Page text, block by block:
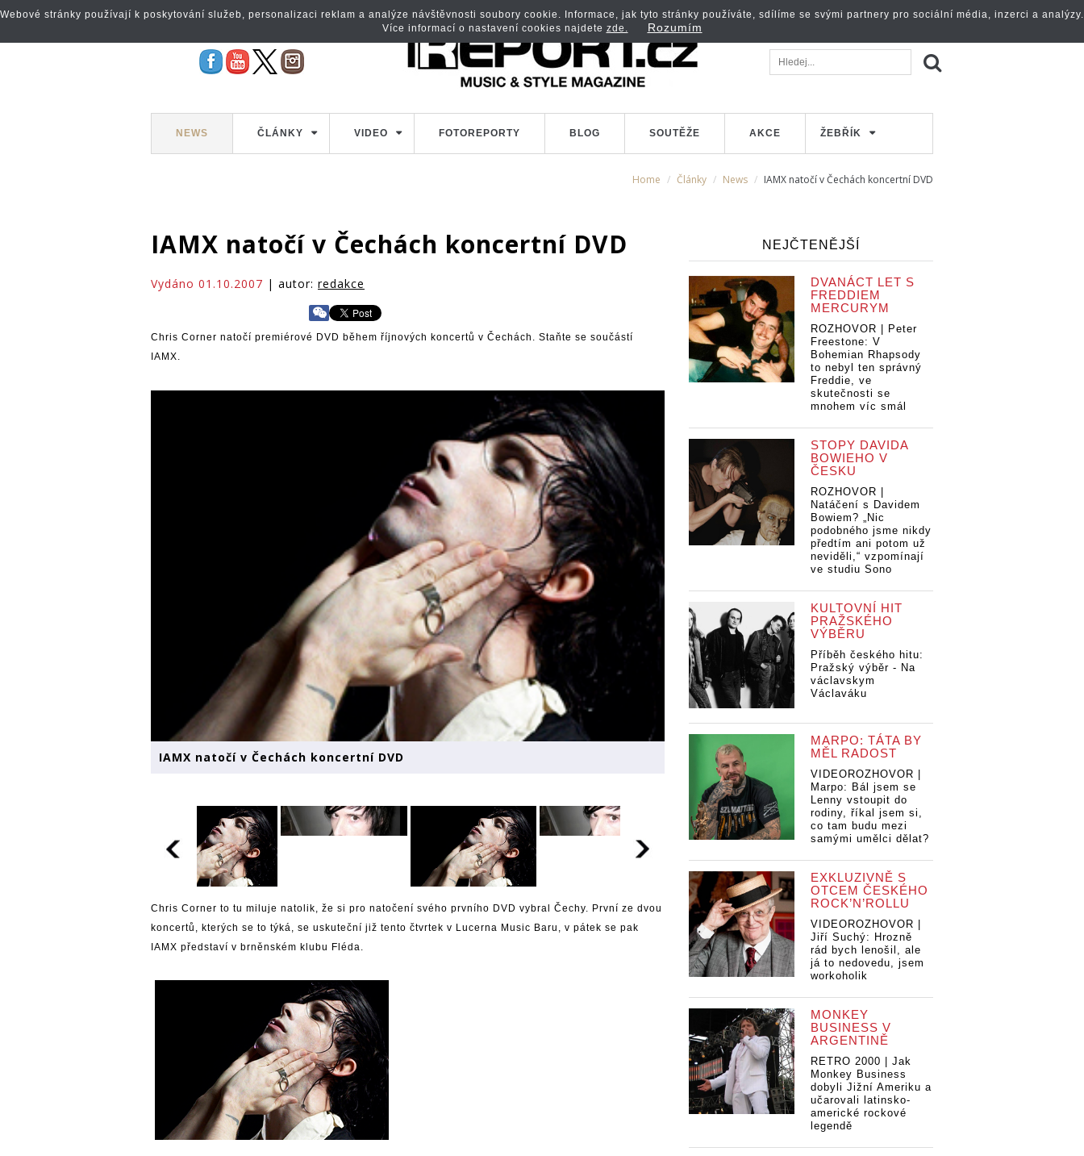
NEWS ČLÁNKY VIDEO FOTOREPORTY BLOG SOUTĚŽE AKCE ŽEBŘÍK
Home Články News IAMX natočí v Čechách koncertní DVD
IAMX natočí v Čechách koncertní DVD
Vydáno 01.10.2007 | autor: redakce
Chris Corner natočí premiérové DVD během říjnových koncertů v Čechách. Staňte se součástí
IAMX.
IAMX natočí v Čechách koncertní DVD
Chris Corner to tu miluje natolik, že si pro natočení svého prvního DVD vybral Čechy. První ze dvou
koncertů, kterých se to týká, se uskuteční již tento čtvrtek v Lucerna Music Baru, v pátek se pak
IAMX představí v brněnském klubu Fléda.
NEJČTENĚJŠÍ
DVANÁCT LET S
FREDDIEM
MERCURYM
ROZHOVOR | Peter
Freestone: V
Bohemian Rhapsody
to nebyl ten správný
Freddie, ve
skutečnosti se
mnohem víc smál
STOPY DAVIDA
BOWIEHO V
ČESKU
ROZHOVOR |
Natáčení s Davidem
Bowiem? „Nic
podobného jsme nikdy
předtím ani potom už
neviděli,“ vzpomínají
ve studiu Sono
KULTOVNÍ HIT
PRAŽSKÉHO
VÝBĚRU
Příběh českého hitu:
Pražský výběr - Na
václavskym
Václaváku
MARPO: TÁTA BY
MĚL RADOST
VIDEOROZHOVOR |
Marpo: Bál jsem se
Lenny vstoupit do
rodiny, říkal jsem si,
co tam budu mezi
samými umělci dělat?
EXKLUZIVNĚ S
OTCEM ČESKÉHO
ROCK’N’ROLLU
VIDEOROZHOVOR |
Jiří Suchý: Hrozně
rád bych lenošil, ale
já to nedovedu, jsem
workoholik
MONKEY
BUSINESS V
ARGENTINĚ
RETRO 2000 | Jak
Monkey Business
dobyli Jižní Ameriku a
učarovali latinsko-
americké rockové
legendě
Webové stránky používají k poskytování služeb, personalizaci reklam a analýze návštěvnosti soubory cookie. Informace, jak tyto stránky používáte, sdílíme se svými partnery pro sociální média, inzerci a analýzy.
Více informací o nastavení cookies najdete zde. Rozumím